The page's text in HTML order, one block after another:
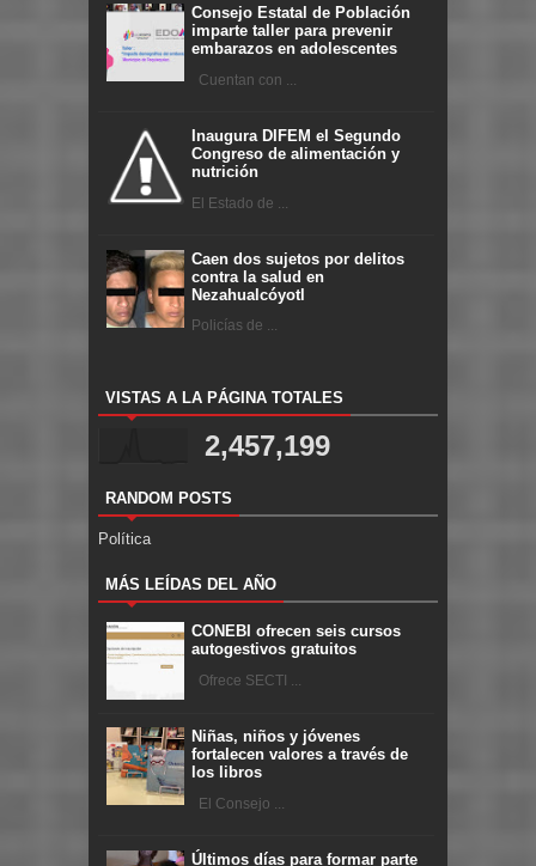
Consejo Estatal de Población
imparte taller para prevenir
embarazos en adolescentes
Cuentan con ...
Inaugura DIFEM el Segundo
Congreso de alimentación y
nutrición
El Estado de ...
Caen dos sujetos por delitos
contra la salud en
Nezahualcóyotl
Policías de ...
VISTAS A LA PÁGINA TOTALES
2,457,199
RANDOM POSTS
Política
MÁS LEÍDAS DEL AÑO
CONEBI ofrecen seis cursos
autogestivos gratuitos
Ofrece SECTI ...
Niñas, niños y jóvenes
fortalecen valores a través de
los libros
El Consejo ...
Últimos días para formar parte